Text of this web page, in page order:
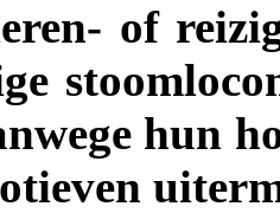
of
hun